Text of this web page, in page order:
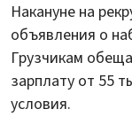
Накануне на
объявления о
Грузчикам
зарплату от 55
условия.